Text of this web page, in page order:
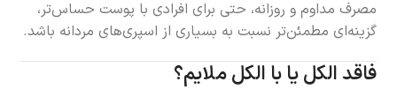
مصرف مداوم و روزانه، حتی برای افرادی با پوست حساس‌تر،
گزینه‌ای مطمئن‌تر نسبت به بسیاری از اسپری‌های مردانه باشد.
فاقد الکل یا با الکل ملایم؟